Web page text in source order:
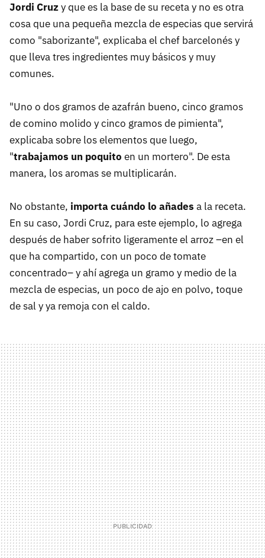
Jordi Cruzy que es la base de su receta y no es otra
cosa que una pequeña mezcla de especias que servirá
como "saborizante", explicaba el chef barcelonés y
que lleva tres ingredientes muy básicos y muy
comunes.
"Uno o dos gramos de azafrán bueno, cinco gramos
de comino molido y cinco gramos de pimienta",
explicaba sobre los elementos que luego,
"trabajamos un poquito en un mortero". De esta
manera, los aromas se multiplicarán.
No obstante, importa cuándo lo añades a la receta.
En su caso, Jordi Cruz, para este ejemplo, lo agrega
después de haber sofrito ligeramente el arroz –en el
que ha compartido, con un poco de tomate
concentrado– y ahí agrega un gramo y medio de la
mezcla de especias, un poco de ajo en polvo, toque
de sal y ya remoja con el caldo.